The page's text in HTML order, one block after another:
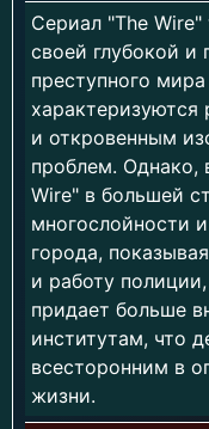
Сериал "The
своей глубокой и
преступного
и откровенным
проблем. Однако,
Wire" в большей
многослойности
города,
и работу
придает больше
институтам, что
всесторонним в
жизни.